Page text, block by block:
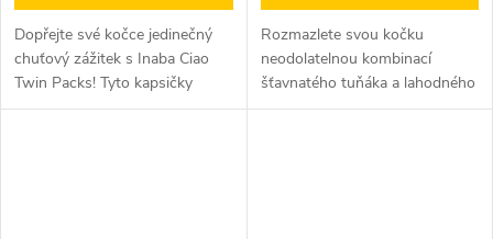
Dopřejte své kočce jedinečný
chuťový zážitek s Inaba Ciao
Twin Packs! Tyto kapsičky
obsahují šťavnaté a měkké
Rozmazlete svou kočku
neodolatelnou kombinací
šťavnatého tuňáka a lahodného
kuřete s kapsičkami Ciao Churu